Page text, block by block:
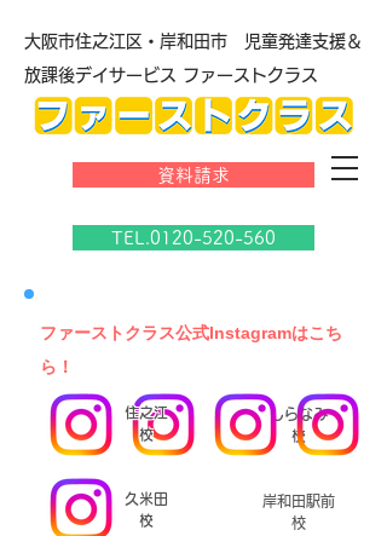
大阪市住之江区・岸和田市 児童発達支援＆
放課後デイサービス ファーストクラス
資料請求
TEL.0120-520-560
​ファーストクラス公式Instagramはこち
ら！
しらなみ
校
久米田
校
岸和田駅前
校
住之江
校